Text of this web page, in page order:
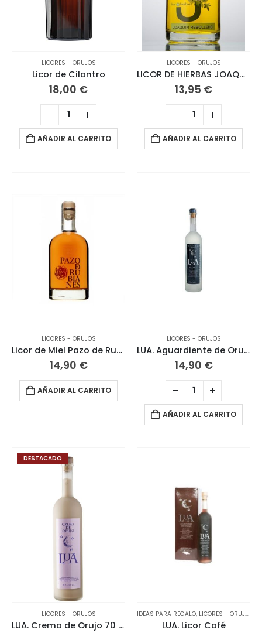
LICORES - ORUJOS
Licor de Cilantro
18,00 €
AÑADIR AL CARRITO
LICORES - ORUJOS
LICOR DE HIERBAS JOAQUÍN REBOLLEDO
13,95 €
AÑADIR AL CARRITO
LICORES - ORUJOS
Licor de Miel Pazo de Rubianes
14,90 €
AÑADIR AL CARRITO
LICORES - ORUJOS
LUA. Aguardiente de Orujo 70 CL
14,90 €
AÑADIR AL CARRITO
DESTACADO
LICORES - ORUJOS
LUA. Crema de Orujo 70 CL.
IDEAS PARA REGALO, LICORES - ORUJOS
LUA. Licor Café